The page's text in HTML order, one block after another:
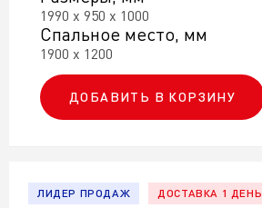
1990 х 950 х 1000
Спальное место, мм
1900 х 1200
ДОБАВИТЬ В КОРЗИНУ
ЛИДЕР ПРОДАЖ ДОСТАВКА 1 ДЕНЬ